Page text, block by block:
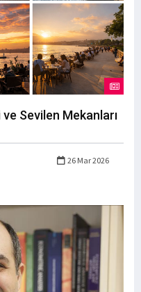
Sevilen Mekanları
26 Mar 2026